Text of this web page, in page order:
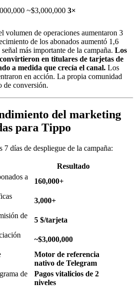
~$3,000,000 3×
volumen de operaciones aumentaron 3
de los abonados aumentó 1,6
más importante de la campaña. Los
en titulares de tarjetas de
a medida que crecía el canal. Los
en acción. La propia comunidad
de conversión.
del marketing
para Tippo
días de despliegue de la campaña:
Resultado
a
160,000+
3,000+
de
5 $/tarjeta
~$3,000,000
Motor de referencia
nativo de Telegram
de
Pagos vitalicios de 2
niveles